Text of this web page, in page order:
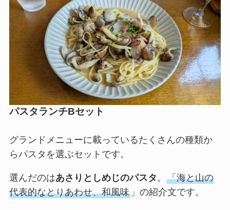
パスタランチBセット
グランドメニューに載っているたくさんの種類か
らパスタを選ぶセットです。
選んだのはあさりとしめじのパスタ。 「海と山の
代表的なとりあわせ、和風味」の紹介文です。